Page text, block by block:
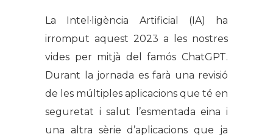
La Intel·ligència Artificial (IA) ha
irromput aquest 2023 a les nostres
vides per mitjà del famós ChatGPT.
Durant la jornada es farà una revisió
de les múltiples aplicacions que té en
seguretat i salut l’esmentada eina i
una altra sèrie d’aplicacions que ja